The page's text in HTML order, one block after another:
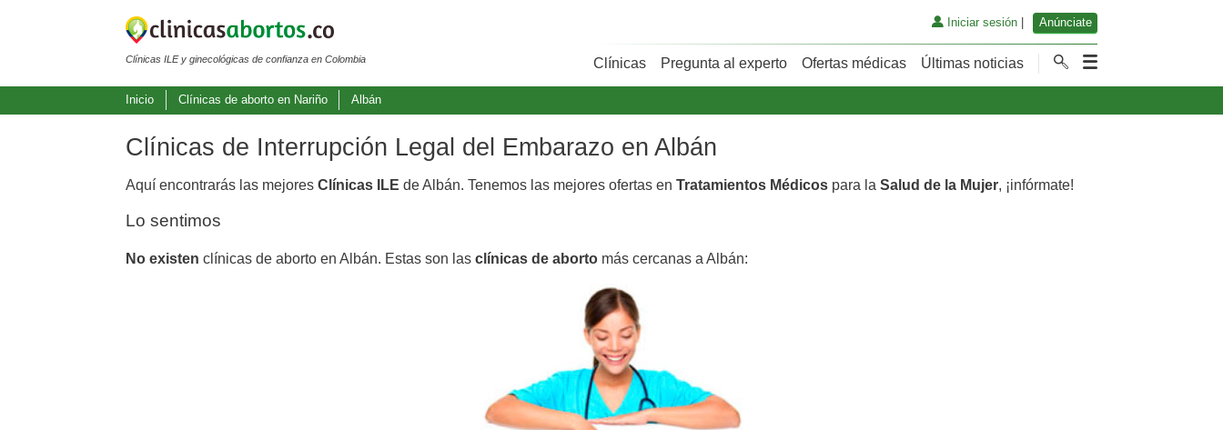
Clínicas ILE y ginecológicas de confianza en Colombia
Iniciar sesión| Anúnciate
Clínicas Pregunta al experto Ofertas médicas Últimas noticias
Inicio Clínicas de aborto en Nariño Albán
Clínicas de Interrupción Legal del Embarazo en Albán
Aquí encontrarás las mejores Clínicas ILE de Albán. Tenemos las mejores ofertas en Tratamientos Médicos para la Salud de la Mujer, ¡infórmate!
Lo sentimos
No existen clínicas de aborto en Albán. Estas son las clínicas de aborto más cercanas a Albán: